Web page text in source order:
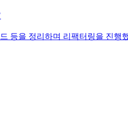
등을 정리하며 리팩터링을 진